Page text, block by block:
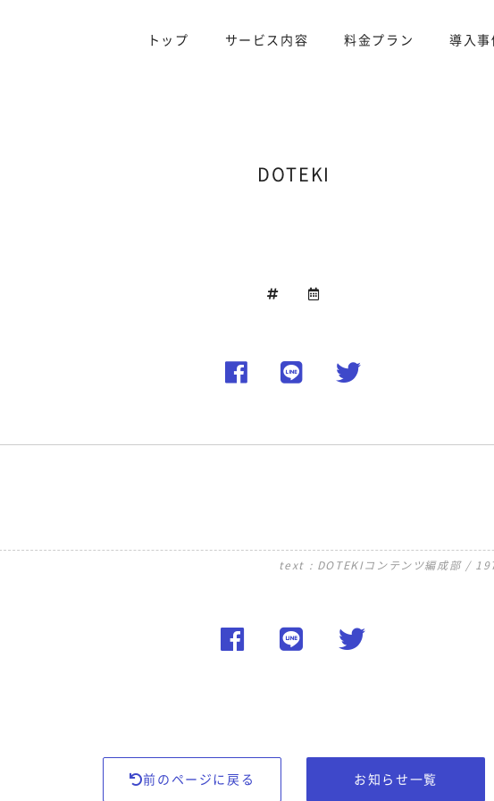
トップ サービス内容 料金プラン 導入事
DOTEKI
text : DOTEKIコンテンツ編成部 /
前のページに戻る お知らせ一覧